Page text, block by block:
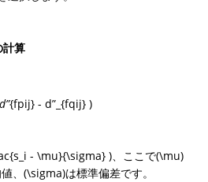
計算
{fpij} - d”_{fqij} )
- \mu}{\sigma} )、ここで(\mu)
、(\sigma)は標準偏差です。